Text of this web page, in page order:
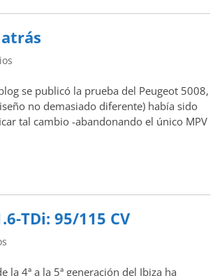
se publicó la prueba del Peugeot 5008,
no demasiado diferente) había sido
tal cambio -abandonando el único MPV
TDi: 95/115 CV
la 4ª a la 5ª generación del Ibiza ha